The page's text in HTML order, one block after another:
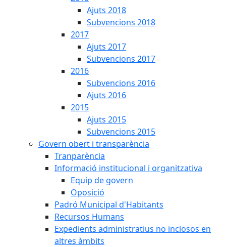
Ajuts 2018
Subvencions 2018
2017
Ajuts 2017
Subvencions 2017
2016
Subvencions 2016
Ajuts 2016
2015
Ajuts 2015
Subvencions 2015
Govern obert i transparència
Tranparència
Informació institucional i organitzativa
Equip de govern
Oposició
Padró Municipal d'Habitants
Recursos Humans
Expedients administratius no inclosos en
altres àmbits